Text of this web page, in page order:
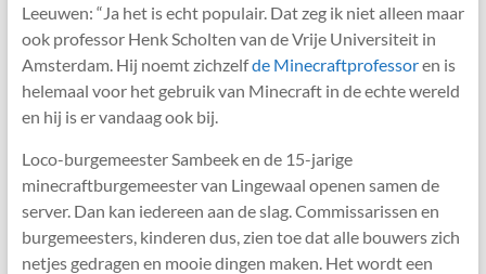
Leeuwen: “Ja het is echt populair. Dat zeg ik niet alleen maar
ook professor Henk Scholten van de Vrije Universiteit in
Amsterdam. Hij noemt zichzelfde Minecraftprofessoren is
helemaal voor het gebruik van Minecraft in de echte wereld
en hij is er vandaag ook bij.
Loco-burgemeester Sambeek en de 15-jarige
minecraftburgemeester van Lingewaal openen samen de
server. Dan kan iedereen aan de slag. Commissarissen en
burgemeesters, kinderen dus, zien toe dat alle bouwers zich
netjes gedragen en mooie dingen maken. Het wordt een